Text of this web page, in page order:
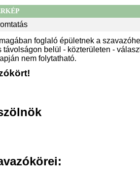
foglaló épületnek a
belül - közterületen -
nem folytatható.